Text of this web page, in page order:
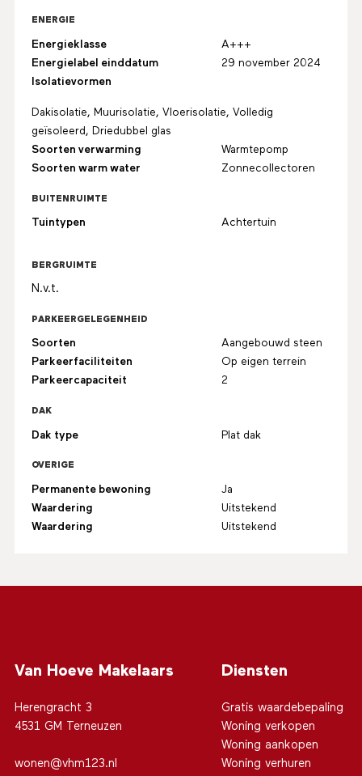
ENERGIE
Energieklasse
A+++
Energielabel einddatum
29 november 2024
Isolatievormen
Dakisolatie, Muurisolatie, Vloerisolatie, Volledig
geïsoleerd, Driedubbel glas
Soorten verwarming
Warmtepomp
Soorten warm water
Zonnecollectoren
BUITENRUIMTE
Tuintypen Achtertuin
BERGRUIMTE
N.v.t.
PARKEERGELEGENHEID
Soorten
Aangebouwd steen
Parkeerfaciliteiten
Op eigen terrein
Parkeercapaciteit
2
DAK
Dak type Plat dak
OVERIGE
Permanente bewoning
Ja
Waardering
Uitstekend
Waardering
Uitstekend
Van Hoeve Makelaars
Herengracht 3
4531 GM Terneuzen
wonen@vhm123.nl
Diensten
Gratis waardebepaling
Woning verkopen
Woning aankopen
Woning verhuren